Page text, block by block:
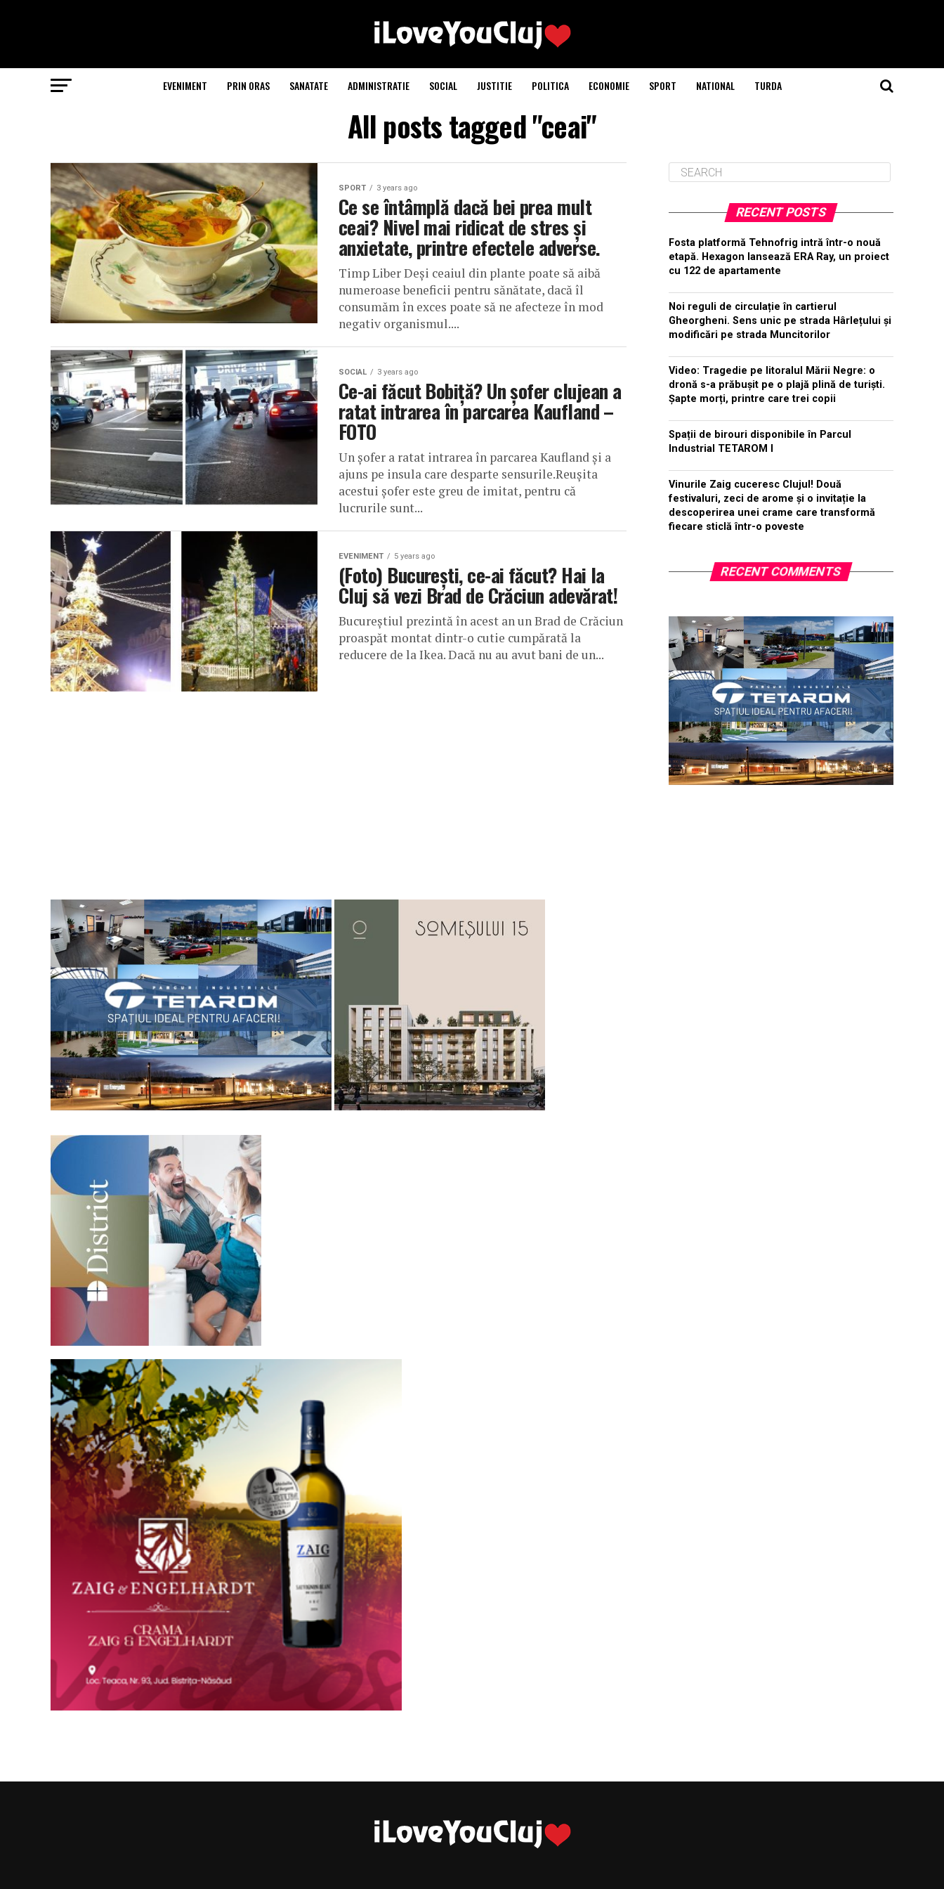
EVENIMENT PRIN ORAS SANATATE ADMINISTRATIE SOCIAL JUSTITIE POLITICA ECONOMIE SPORT NATIONAL TURDA
All posts tagged "ceai"
SPORT 3 years ago
Ce se întâmplă dacă bei prea mult
ceai? Nivel mai ridicat de stres și
anxietate, printre efectele adverse.
Timp Liber Deși ceaiul din plante poate să aibă
numeroase beneficii pentru sănătate, dacă îl
consumăm în exces poate să ne afecteze în mod
negativ organismul....
SOCIAL 3 years ago
Ce-ai făcut Bobiță? Un șofer clujean a
ratat intrarea în parcarea Kaufland –
FOTO
Un șofer a ratat intrarea în parcarea Kaufland și a
ajuns pe insula care desparte sensurile.Reușita
acestui șofer este greu de imitat, pentru că
lucrurile sunt...
EVENIMENT 5 years ago
(Foto) București, ce-ai făcut? Hai la
Cluj să vezi Brad de Crăciun adevărat!
Bucureștiul prezintă în acest an un Brad de Crăciun
proaspăt montat dintr-o cutie cumpărată la
reducere de la Ikea. Dacă nu au avut bani de un...
RECENT POSTS
Fosta platformă Tehnofrig intră într-o nouă
etapă. Hexagon lansează ERA Ray, un proiect
cu 122 de apartamente
Noi reguli de circulație în cartierul
Gheorgheni. Sens unic pe strada Hârlețului și
modificări pe strada Muncitorilor
Video: Tragedie pe litoralul Mării Negre: o
dronă s-a prăbușit pe o plajă plină de turiști.
Șapte morți, printre care trei copii
Spații de birouri disponibile în Parcul
Industrial TETAROM I
Vinurile Zaig cuceresc Clujul! Două
festivaluri, zeci de arome și o invitație la
descoperirea unei crame care transformă
fiecare sticlă într-o poveste
RECENT COMMENTS